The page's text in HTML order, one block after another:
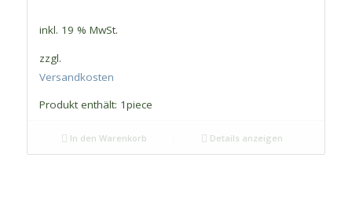
inkl. 19 % MwSt.
zzgl.
Versandkosten
Produkt enthält: 1piece
In den Warenkorb Details anzeigen